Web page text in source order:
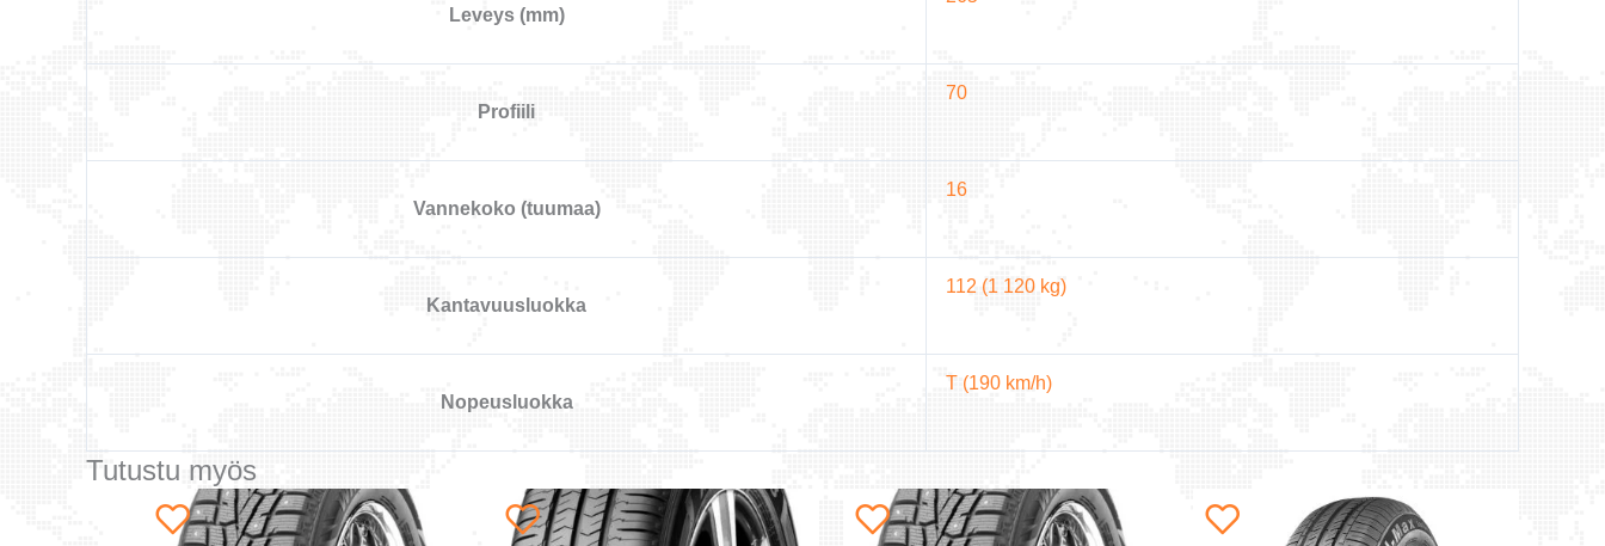
Leveys (mm)
Profiili
70
Vannekoko (tuumaa)
16
Kantavuusluokka
112 (1 120 kg)
Nopeusluokka
T (190 km/h)
Tutustu myös